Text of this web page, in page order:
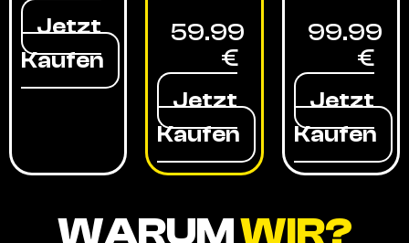
Jetzt
Kaufen
59.99
€
Jetzt
Kaufen
99.99
€
Jetzt
Kaufen
WARUMWIR?